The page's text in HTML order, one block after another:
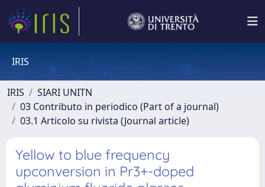
IRIS
IRIS
SIARI UNITN
03 Contributo in periodico (Part of a journal)
03.1 Articolo su rivista (Journal article)
Yellow to blue frequency
upconversion in Pr3+-doped